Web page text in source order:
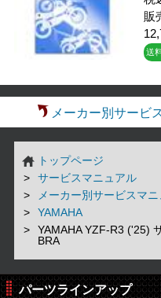
販
送
メーカー別サービ
トップページ
サービスマニュアル
メーカー別サービスマ
YAMAHA
YAMAHA YZF-R3 ('25)
BRA
パーツラインアップ